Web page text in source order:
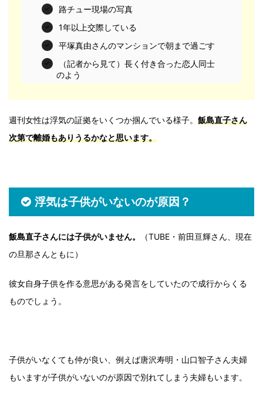
路チュー現場の写真
1年以上交際している
平塚真由さんのマンションで朝まで過ごす
（記者から見て）長く付き合った恋人同士
のよう
週刊女性は浮気の証拠をいくつか掴んでいる様子。 飯島直子さん
次第で離婚もありうるかなと思います。
浮気は子供がいないのが原因？
飯島直子さんには子供がいません。
（TUBE・前田亘輝さん、現在
の旦那さんともに）
彼女自身子供を作る意思がある発言をしていたので成行からくる
ものでしょう。
子供がいなくても仲が良い、例えば唐沢寿明・山口智子さん夫婦
もいますが子供がいないのが原因で別れてしまう夫婦もいます。